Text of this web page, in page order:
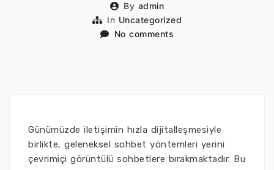
By admin
In Uncategorized
No comments
Günümüzde iletişimin hızla dijitalleşmesiyle
birlikte, geleneksel sohbet yöntemleri yerini
çevrimiçi görüntülü sohbetlere bırakmaktadır. Bu